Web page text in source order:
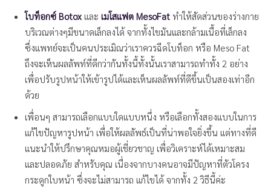
โบท็อกซ์ Botox และ เมโสแฟต MesoFat ทำให้สัดส่วนของร่างกาย
บริเวณต่างๆมีขนาดเล็กลงได้ จากทั้งไขมันและกล้ามเนื้อที่เล็กลง
ซึ่งแพทย์จะเป็นคนประเมิณว่าเราควรฉีดโบท็อก หรือ Meso Fat
ถึงจะเห็นผลลัพท์ที่ดีกว่ากันทั้งนี้ทั้งนั้นเราสามารถทำทั้ง 2 อย่าง
เพื่อปรับรูปหน้าให้เข้ารูปได้และเห็นผลลัพท์ที่ดีขึ้นเป็นสองเท่าอีก
ด้วย
เพื่อนๆ สามารถเลือกแบบใดแบบหนึ่ง หรือเลือกทั้งสองแบบในการ
แก้ไขปัญหารูปหน้า เพื่อให้ผลลัพธ์เป็นที่น่าพอใจยิ่งขึ้น แต่ทางที่ดี
แนะนำให้ปรึกษาคุณหมอผู้เชี่ยวชาญ เพื่อวิเคราะห์ได้เหมาะสม
และปลอดภัย สำหรับคุณ เนื่องจากบางคนอาจมีปัญหาที่ตัวโครง
กระดูกใบหน้า ซึ่งจะไม่สามารถ แก้ไขได้ จากทั้ง 2 วิธีนี้ค่ะ